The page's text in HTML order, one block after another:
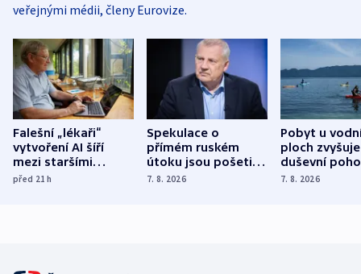
veřejnými médii, členy Eurovize.
Falešní „lékaři“
vytvoření AI šíří
mezi staršími
Poláky nebezpečné
před 21h
Spekulace o
přímém ruském
útoku jsou pošetilé,
míní estonský
7. 8. 2026
Pobyt u
ploch zvyšuje
duševní
ukázala
7. 8. 2026